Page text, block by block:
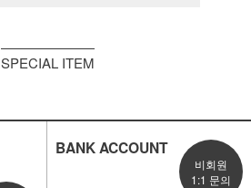
SPECIAL ITEM
BANK ACCOUNT
비회원
1:1 문의